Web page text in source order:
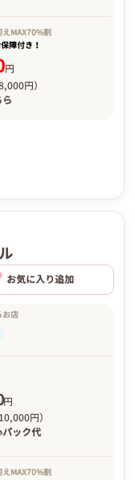
MAX70%割
障付き！
円
円）
お気に入り追加
お店
円
円）
ック代
えMAX70%割